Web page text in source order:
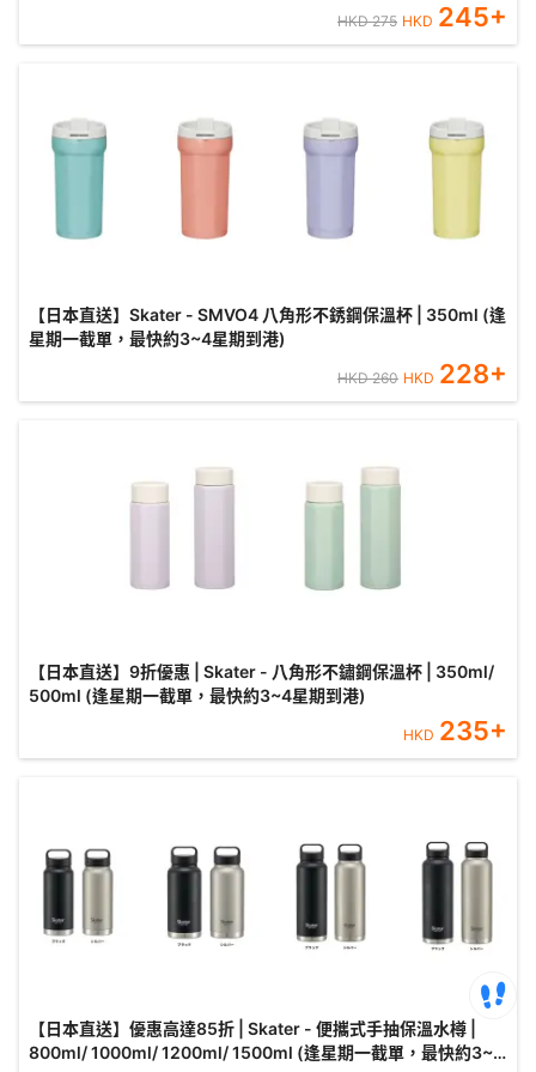
HKD275 HKD 245+
【日本直送】Skater - SMVO4 八角形不銹鋼保溫杯 | 350ml (逢
星期一截單，最快約3~4星期到港)
HKD260 HKD 228+
【日本直送】9折優惠 | Skater - 八角形不鏽鋼保溫杯 | 350ml/
500ml (逢星期一截單，最快約3~4星期到港)
HKD 235+
【日本直送】優惠高達85折 | Skater - 便攜式手抽保溫水樽 |
800ml/ 1000ml/ 1200ml/ 1500ml (逢星期一截單，最快約3~4